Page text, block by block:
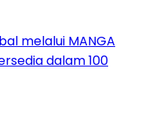
melalui MANGA
dalam 100